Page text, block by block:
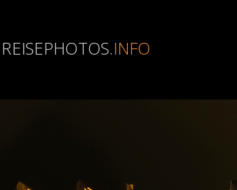
REISEPHOTOS.INFO